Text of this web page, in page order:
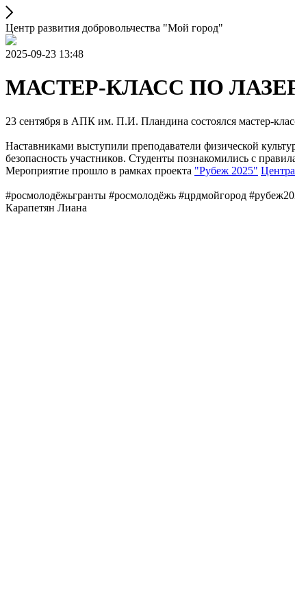
Центр развития добровольчества "Мой город"
2025-09-23 13:48
МАСТЕР-КЛАСС ПО
23 сентября в АПК им. П.И. Пландина состоялся мастер-
Наставниками выступили преподаватели физической
безопасность участников. Студенты познакомились с
Мероприятие прошло в рамках проекта "Рубеж 2025"
#росмолодёжьгранты #росмолодёжь #црдмойгород
Карапетян Лиана